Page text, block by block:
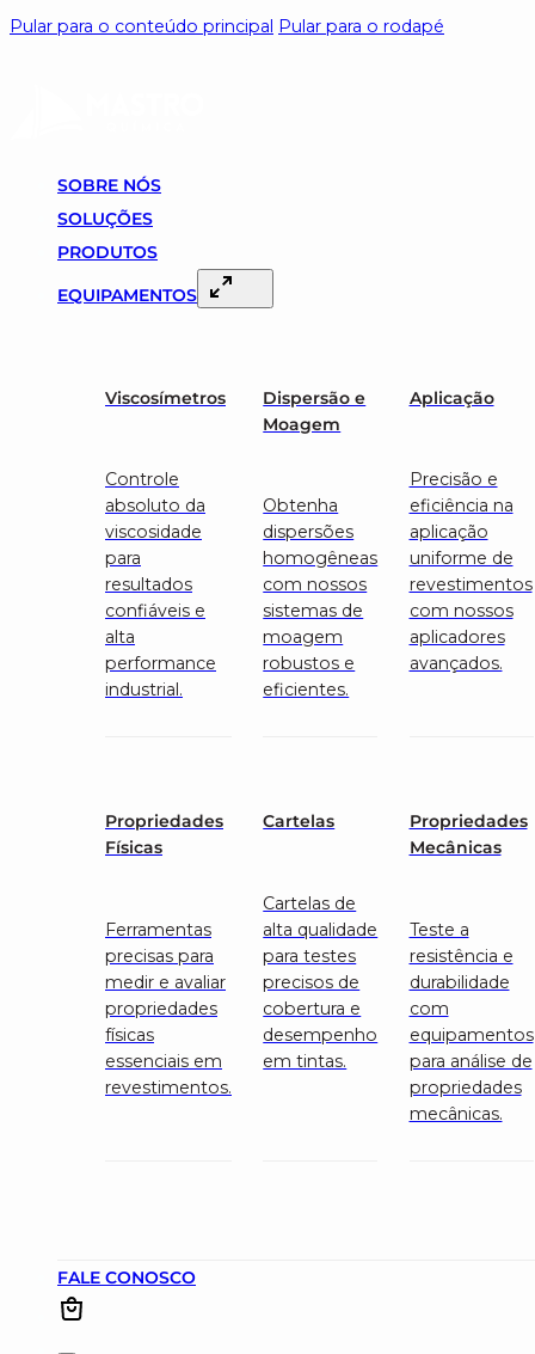
Pular para o conteúdo principal Pular para o rodapé
SOBRE NÓS
SOLUÇÕES
PRODUTOS
EQUIPAMENTOS
Viscosímetros
Controle
absoluto da
viscosidade
para
resultados
confiáveis e
alta
performance
industrial.
Dispersão e
Moagem
Obtenha
dispersões
homogêneas
com nossos
sistemas de
moagem
robustos e
eficientes.
Aplicação
Precisão e
eficiência na
aplicação
uniforme de
revestimentos
com nossos
aplicadores
avançados.
Propriedades
Físicas
Ferramentas
precisas para
medir e avaliar
propriedades
físicas
essenciais em
revestimentos.
Cartelas
Cartelas de
alta qualidade
para testes
precisos de
cobertura e
desempenho
em tintas.
Propriedades
Mecânicas
Teste a
resistência e
durabilidade
com
equipamentos
para análise de
propriedades
mecânicas.
FALE CONOSCO